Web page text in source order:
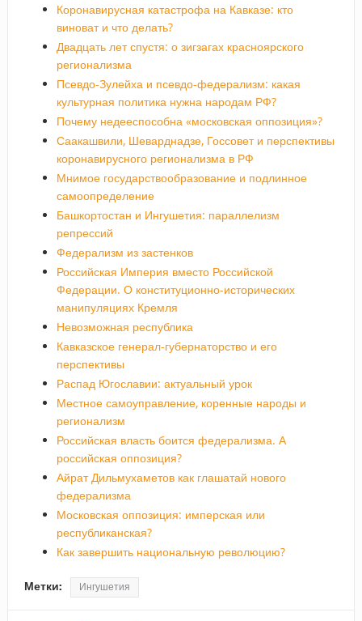
Коронавирусная катастрофа на Кавказе: кто
виноват и что делать?
Двадцать лет спустя: о зигзагах красноярского
регионализма
Псевдо-Зулейха и псевдо-федерализм: какая
культурная политика нужна народам РФ?
Почему недееспособна «московская оппозиция»?
Саакашвили, Шеварднадзе, Госсовет и перспективы
коронавирусного регионализма в РФ
Мнимое государствообразование и подлинное
самоопределение
Башкортостан и Ингушетия: параллелизм
репрессий
Федерализм из застенков
Российская Империя вместо Российской
Федерации. О конституционно-исторических
манипуляциях Кремля
Невозможная республика
Кавказское генерал-губернаторство и его
перспективы
Распад Югославии: актуальный урок
Местное самоуправление, коренные народы и
регионализм
Российская власть боится федерализма. А
российская оппозиция?
Айрат Дильмухаметов как глашатай нового
федерализма
Московская оппозиция: имперская или
республиканская?
Как завершить национальную революцию?
Метки: Ингушетия